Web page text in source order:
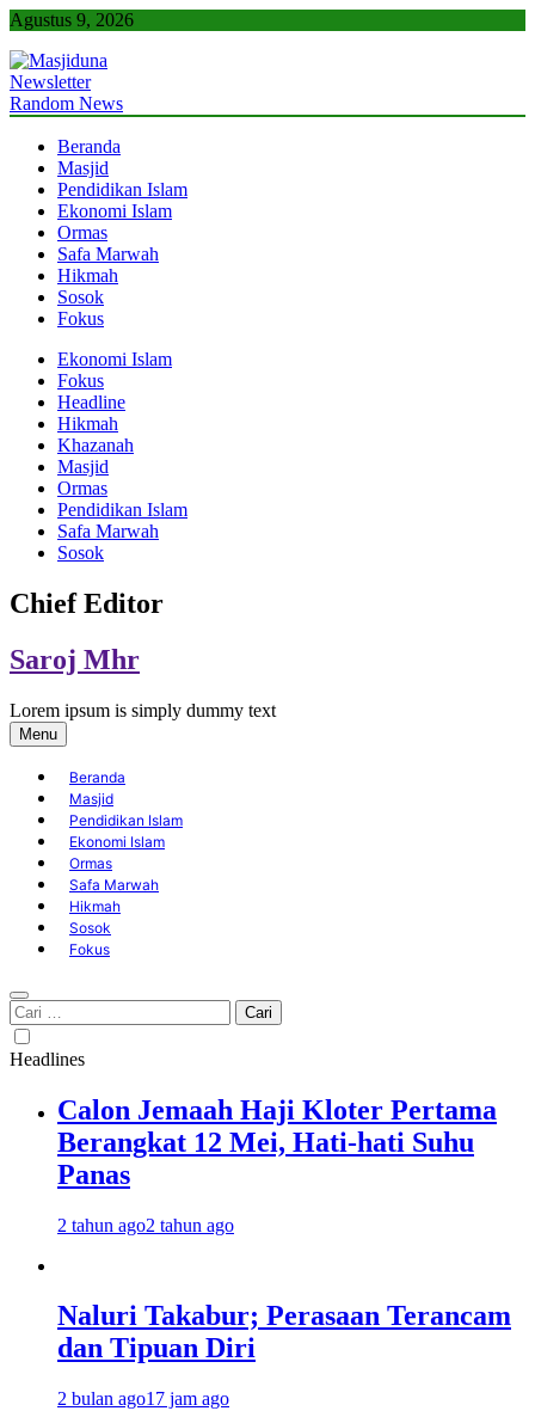
Skip
content
Agustus 9, 2026
Masjiduna
Referensi Berita Islam Indonesia
Newsletter
Random News
Beranda
Masjid
Pendidikan Islam
Ekonomi Islam
Ormas
Safa Marwah
Hikmah
Sosok
Fokus
Ekonomi Islam
Fokus
Headline
Hikmah
Khazanah
Masjid
Ormas
Pendidikan Islam
Safa Marwah
Sosok
Chief Editor
Saroj Mhr
Lorem ipsum is simply dummy text
Menu
Beranda
Masjid
Pendidikan Islam
Ekonomi Islam
Ormas
Safa Marwah
Hikmah
Sosok
Fokus
Cari
untuk:
Headlines
Calon Jemaah Haji Kloter Pertama
Berangkat 12 Mei, Hati-hati Suhu
Panas
2 tahun ago2 tahun ago
Naluri Takabur; Perasaan Terancam
dan Tipuan Diri
2 bulan ago17 jam ago